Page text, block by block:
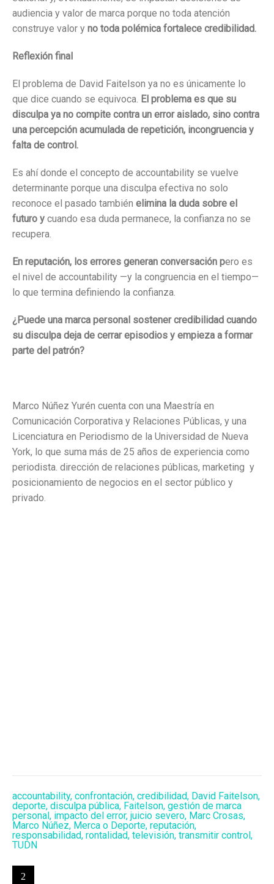
audiencia y valor de marca porque no toda atención
construye valor y no toda polémica fortalece credibilidad.
Reflexión final
El problema de David Faitelson ya no es únicamente lo
que dice cuando se equivoca. El problema es que su
disculpa ya no compite contra un error aislado, sino contra
una percepción acumulada de repetición, incongruencia y
falta de control.
Es ahí donde el concepto de accountability se vuelve
determinante porque una disculpa efectiva no solo
reconoce el pasado también elimina la duda sobre el
futuro y cuando esa duda permanece, la confianza no se
recupera.
En reputación, los errores generan conversación pero es
el nivel de accountability —y la congruencia en el tiempo—
lo que termina definiendo la confianza.
¿Puede una marca personal sostener credibilidad cuando
su disculpa deja de cerrar episodios y empieza a formar
parte del patrón?
Marco Núñez Yurén cuenta con una Maestría en
Comunicación Corporativa y Relaciones Públicas, y una
Licenciatura en Periodismo de la Universidad de Nueva
York, lo que suma más de 25 años de experiencia como
periodista. dirección de relaciones públicas, marketing y
posicionamiento de negocios en el sector público y
privado.
accountability, confrontación, credibilidad, David Faitelson,
deporte, disculpa pública, Faitelson, gestión de marca
personal, impacto del error, juicio severo, Marc Crosas,
Marco Núñez, Merca o Deporte, reputación,
responsabilidad, rontalidad, televisión, transmitir control,
TUDN